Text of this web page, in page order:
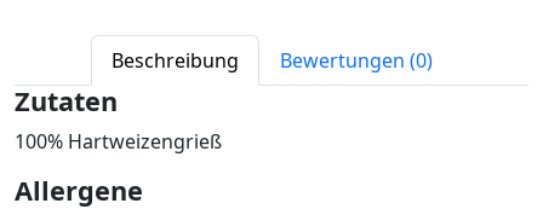
Beschreibung Bewertungen (0)
Zutaten
100% Hartweizengrieß
Allergene